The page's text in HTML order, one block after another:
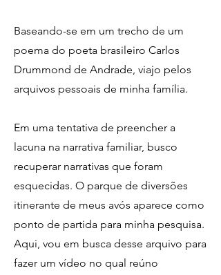
Baseando-se em um trecho de um
poema do poeta brasileiro Carlos
Drummond de Andrade, viajo pelos
arquivos pessoais de minha família.
Em uma tentativa de preencher a
lacuna na narrativa familiar, busco
recuperar narrativas que foram
esquecidas. O parque de diversões
itinerante de meus avós aparece como
ponto de partida para minha pesquisa.
Aqui, vou em busca desse arquivo para
fazer um vídeo no qual reúno